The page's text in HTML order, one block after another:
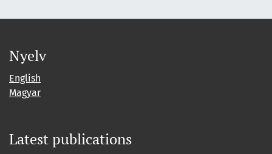
Nyelv
English
Magyar
Latest publications